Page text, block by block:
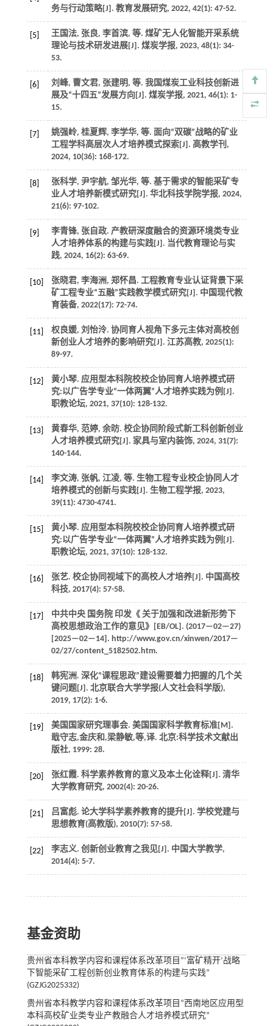
务与行动策略[J]. 教育发展研究, 2022, 42(1): 47-52.
[5] 王国法, 张良, 李首滨, 等. 煤矿无人化智能开采系统
理论与技术研发进展[J]. 煤炭学报, 2023, 48(1): 34-
53.
[6] 刘峰, 曹文君, 张建明, 等. 我国煤炭工业科技创新进
展及“十四五”发展方向[J]. 煤炭学报, 2021, 46(1): 1-
15.
[7] 姚强岭, 桂夏辉, 李学华, 等. 面向“双碳”战略的矿业
工程学科高层次人才培养模式探索[J]. 高教学刊 ,
2024, 10(36): 168-172.
[8] 张科学, 尹宇航, 邹光华, 等. 基于需求的智能采矿专
业人才培养新模式研究[J]. 华北科技学院学报, 2024,
21(6): 97-102.
[9]
李青锋, 张自政. 产教研深度融合的资源环境类专业
人才培养体系的构建与实践[J]. 当代教育理论与实
践, 2024, 16(2): 63-69.
[10]
张晓君, 李海洲, 郑怀昌. 工程教育专业认证背景下采
矿工程专业“五融”实践教学模式研究[J]. 中国现代教
育装备, 2022(17): 72-74.
[11]
权良媛, 刘怡泠. 协同育人视角下多元主体对高校创
新创业人才培养的影响研究[J]. 江苏高教, 2025(1):
89-97.
[12]
黄小琴. 应用型本科院校校企协同育人培养模式研
究:以广告学专业“一体两翼”人才培养实践为例[J].
职教论坛, 2021, 37(10): 128-132.
[13]
黄春华, 范婷, 余昉. 校企协同阶段式新工科创新创业
人才培养模式研究[J]. 家具与室内装饰, 2024, 31(7):
140-144.
[14] 李文涛, 张帆, 江凌, 等. 生物工程专业校企协同人才
培养模式的创新与实践[J]. 生物工程学报, 2023,
39(11): 4730-4741.
[15]
黄小琴. 应用型本科院校校企协同育人培养模式研
究:以广告学专业“一体两翼”人才培养实践为例[J].
职教论坛, 2021, 37(10): 128-132.
[16] 张艺. 校企协同视域下的高校人才培养[J]. 中国高校
科技, 2017(4): 57-58.
[17]
中共中央 国务院 印发《 关于加强和改进新形势下
高校思想政治工作的意见》[EB/OL]. (2017—02—27)
[2025—02—14]. http://www.gov.cn/xinwen/2017—
02/27/content_5182502.htm.
[18]
韩宪洲. 深化“课程思政”建设需要着力把握的几个关
键问题[J]. 北京联合大学学报(人文社会科学版),
2019, 17(2): 1-6.
[19]
美国国家研究理事会. 美国国家科学教育标准[M].
戢守志,金庆和,梁静敏,等,译. 北京:科学技术文献出
版社, 1999: 28.
[20] 张红霞. 科学素养教育的意义及本土化诠释[J]. 清华
大学教育研究, 2002(4): 20-26.
[21] 吕富彪. 论大学科学素养教育的提升[J]. 学校党建与
思想教育(高教版), 2010(7): 57-58.
[22] 李志义. 创新创业教育之我见[J]. 中国大学教学,
2014(4): 5-7.
基金资助
贵州省本科教学内容和课程体系改革项目“‘富矿精开’战略
下智能采矿工程创新创业教育体系的构建与实践”
(GZJG2025332)
贵州省本科教学内容和课程体系改革项目“西南地区应用型
本科高校矿业类专业产教融合人才培养模式研究”